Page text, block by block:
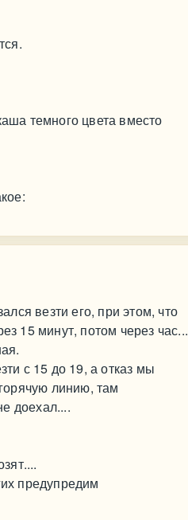
темного цвета вместо
везти его, при этом, что
15 минут, потом через час...
с 15 до 19, а отказ мы
линию, там
доехал....
предупредим